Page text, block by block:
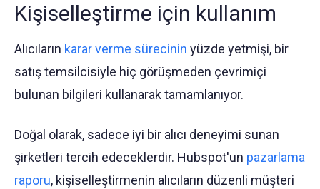
Kişiselleştirme için kullanım
Alıcıların karar verme sürecinin yüzde yetmişi, bir
satış temsilcisiyle hiç görüşmeden çevrimiçi
bulunan bilgileri kullanarak tamamlanıyor.
Doğal olarak, sadece iyi bir alıcı deneyimi sunan
şirketleri tercih edeceklerdir. Hubspot'un pazarlama
raporu, kişiselleştirmenin alıcıların düzenli müşteri